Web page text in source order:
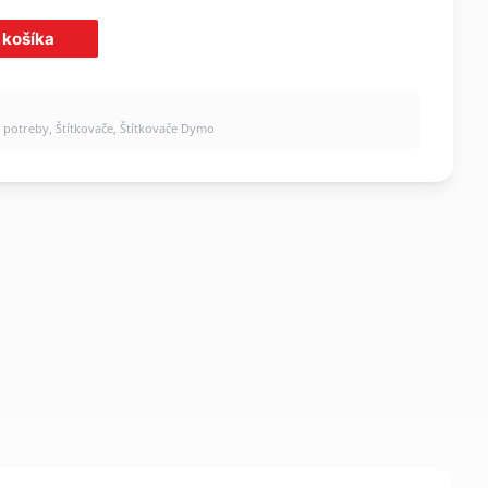
potreby Štítkovače Štítkovače Dymo